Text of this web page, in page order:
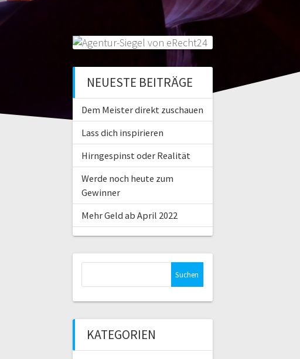
NEUESTE BEITRÄGE
Dem Meister direkt zuschauen
Lass dich inspirieren
Hirngespinst oder Realität
Werde noch heute zum
Gewinner
Mehr Geld ab April 2022
KATEGORIEN